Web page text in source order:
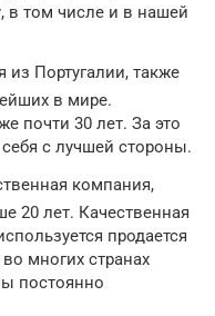
в том числе и в нашей
из Португалии, также
в мире.
почти 30 лет. За это
с лучшей стороны.
компания,
20 лет. Качественная
продается
многих странах
постоянно